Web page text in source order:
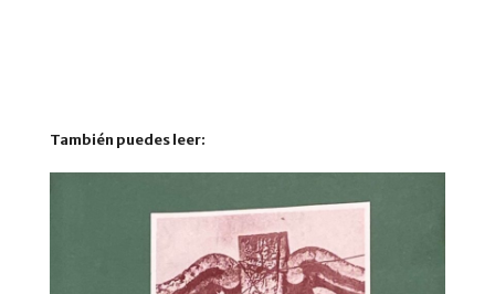
También puedes leer: